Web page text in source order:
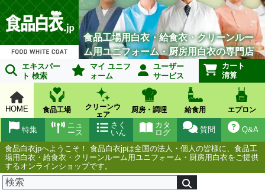
食品工場用白衣・給食衣・クリーンルー
ム用ユニフォーム・厨房用白衣の専門店
エキスパー
ト 検索
マイ ユニフ
ォーム
ユーザー
サービス
カート
清算
HOME 食品工場
クリーンウ
ェア
厨房・調理 給食用 エプロン
Q&A
質問
カタ
ログ
さく
いん
ニュ
ース
特集
食品白衣jpへようこそ！ 食品白衣jpは全国の法人・個人の皆様に、食品工
場用白衣・給食衣・クリーンルーム用ユニフォーム・厨房用白衣をご提供
するオンラインショップです。